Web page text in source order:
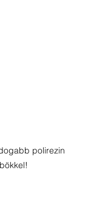
polirezin